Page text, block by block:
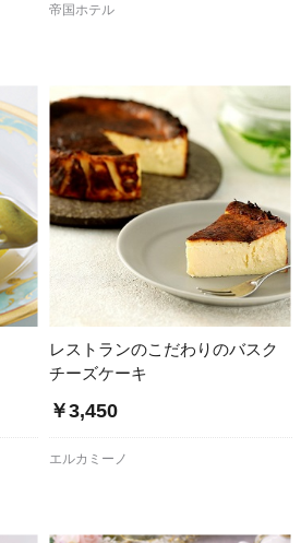
帝国ホテル
レストランのこだわりのバスク
チーズケーキ
￥3,450
エルカミーノ